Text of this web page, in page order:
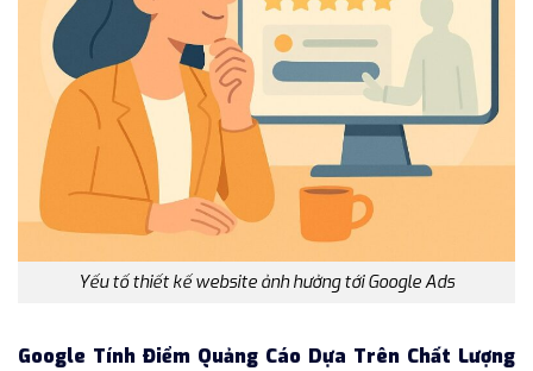
Yếu tố thiết kế website ảnh hưởng tới Google Ads
Google Tính Điểm Quảng Cáo Dựa Trên Chất Lượng